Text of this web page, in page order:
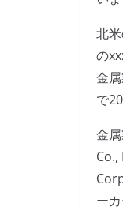
北
の
金
で
金
ー